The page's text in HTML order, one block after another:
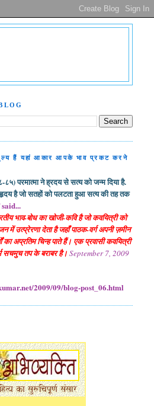
हैं यहां आकार आपके भाव प्रकट करने
परमात्मा ने ह्रदय से सत्य को जन्म दिया है.
हृदय है जो सतहों को पलटता हुआ सत्य की तह तक
भाव-बोध का खोजी-कवि है जो कवयित्री को
उत्प्रेरणा देता है जहाँ पाठक-वर्ग अपनी ज़मीन
अप्रतिम चिन्ह पाते हैं। एक प्रवासी कवयित्री
तप के बराबर है। September 7, 2009
2009/09/blog-post_06.html